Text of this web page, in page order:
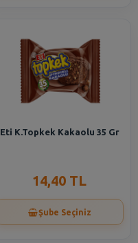
Eti K.Topkek Kakaolu 35 Gr
14,40 TL
Şube Seçiniz